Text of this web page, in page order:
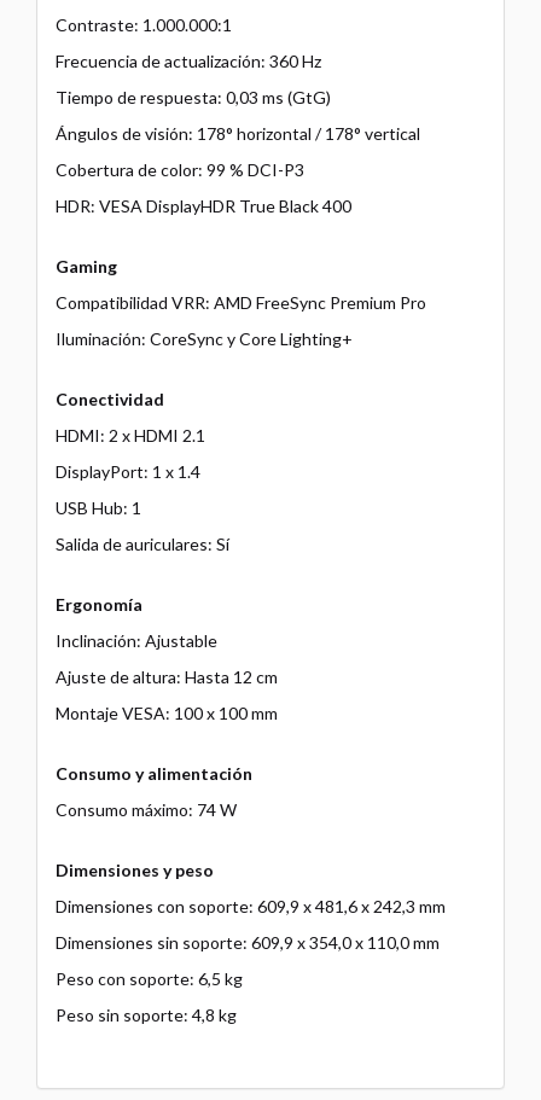
Contraste: 1.000.000:1
Frecuencia de actualización: 360 Hz
Tiempo de respuesta: 0,03 ms (GtG)
Ángulos de visión: 178° horizontal / 178° vertical
Cobertura de color: 99 % DCI-P3
HDR: VESA DisplayHDR True Black 400
Gaming
Compatibilidad VRR: AMD FreeSync Premium Pro
Iluminación: CoreSync y Core Lighting+
Conectividad
HDMI: 2 x HDMI 2.1
DisplayPort: 1 x 1.4
USB Hub: 1
Salida de auriculares: Sí
Ergonomía
Inclinación: Ajustable
Ajuste de altura: Hasta 12 cm
Montaje VESA: 100 x 100 mm
Consumo y alimentación
Consumo máximo: 74 W
Dimensiones y peso
Dimensiones con soporte: 609,9 x 481,6 x 242,3 mm
Dimensiones sin soporte: 609,9 x 354,0 x 110,0 mm
Peso con soporte: 6,5 kg
Peso sin soporte: 4,8 kg